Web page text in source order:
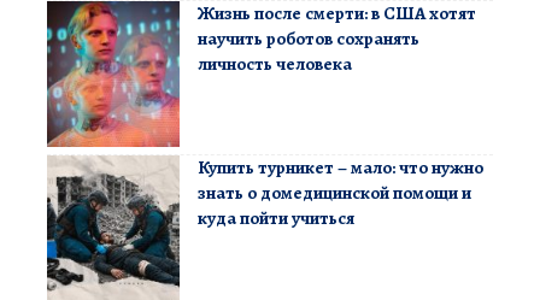
Жизнь после смерти: в США хотят
научить роботов сохранять
личность человека
Купить турникет – мало: что нужно
знать о домедицинской помощи и
куда пойти учиться